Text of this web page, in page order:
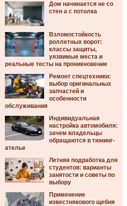
Дом начинается не со
стен а с потолка
Взломостойкость
роллетных ворот:
классы защиты,
уязвимые места и
реальные тесты на проникновение
Ремонт спецтехники:
выбор оригинальных
запчастей и
особенности
обслуживания
Индивидуальная
настройка автомобиля:
зачем владельцы
обращаются в тюнинг-
ателье
Летняя подработка для
студентов: варианты
занятости и советы по
выбору
Применение
известнякового щебня